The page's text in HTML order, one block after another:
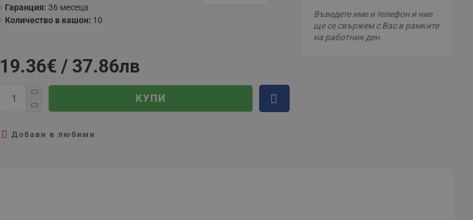
Количество в кашон: 10
Гаранция: 36 месеца
19.36€ / 37.86лв
КУПИ
Добави в любими
Въведете име и телефон и ние
ще се свържем с Вас в рамките
на работния ден.